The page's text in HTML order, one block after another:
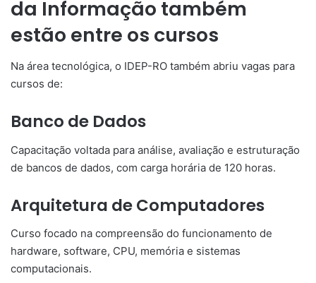
da Informação também
estão entre os cursos
Na área tecnológica, o IDEP-RO também abriu vagas para
cursos de:
Banco de Dados
Capacitação voltada para análise, avaliação e estruturação
de bancos de dados, com carga horária de 120 horas.
Arquitetura de Computadores
Curso focado na compreensão do funcionamento de
hardware, software, CPU, memória e sistemas
computacionais.